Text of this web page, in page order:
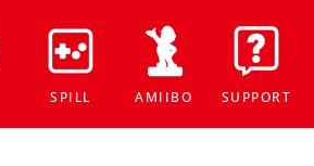
SPILL AMIIBO SUPPORT